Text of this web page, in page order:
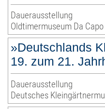
Dauerausstellung
Oldtimermuseum Da Capo
»Deutschlands
19. zum 21.
Dauerausstellung
Deutsches